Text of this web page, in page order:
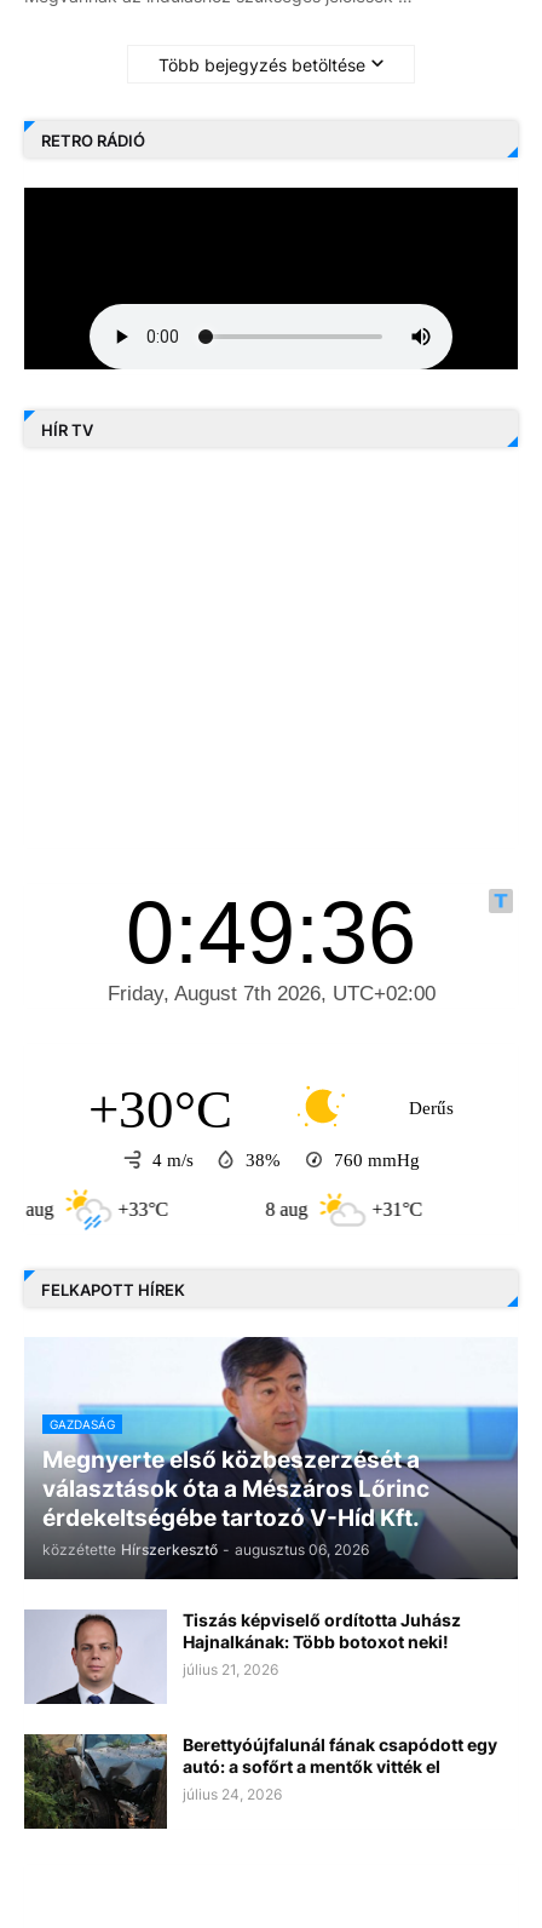
Több bejegyzés betöltése
RETRO RÁDIÓ
HÍR TV
+30°C Derűs
4 m/s 38% 760 mmHg
+33°C 8 aug +31°C 9 aug
FELKAPOTT HÍREK
GAZDASÁG
Megnyerte első közbeszerzését a
választások óta a Mészáros Lőrinc
érdekeltségébe tartozó V-Híd Kft.
közzétette Hírszerkesztő - augusztus 06, 2026
Tiszás képviselő ordította Juhász
Hajnalkának: Több botoxot neki!
július 21, 2026
Berettyóújfalunál fának csapódott egy
autó: a sofőrt a mentők vitték el
július 24, 2026